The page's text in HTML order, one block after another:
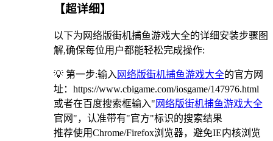
【超详细】
以下为网络版街机捕鱼游戏大全的详细安装步骤图
解,确保每位用户都能轻松完成操作:
💡 第一步:输入 网络版街机捕鱼游戏大全的官方网
址：https://www.cbigame.com/iosgame/147976.html
或者在百度搜索框输入" 网络版街机捕鱼游戏大全
官网"，认准带有"官方"标识的搜索结果
推荐使用Chrome/Firefox浏览器，避免IE内核浏览